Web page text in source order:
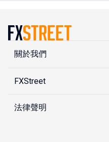
關於我們
FXStreet
法律聲明